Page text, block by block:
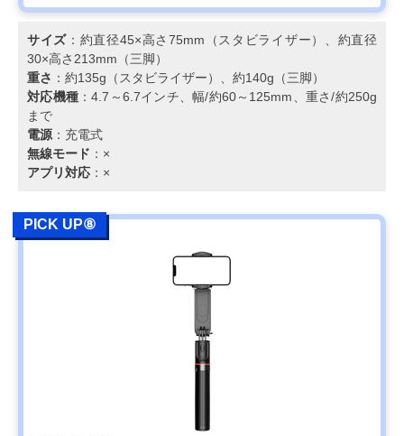
サイズ ：約直径45×高さ75mm（スタビライザー）、約直径
30×高さ213mm（三脚）
重さ ：約135g（スタビライザー）、約140g（三脚）
対応機種 ：4.7～6.7インチ、幅/約60～125mm、重さ/約250g
まで
電源 ：充電式
無線モード ：×
アプリ対応 ：×
PICK UP⑧